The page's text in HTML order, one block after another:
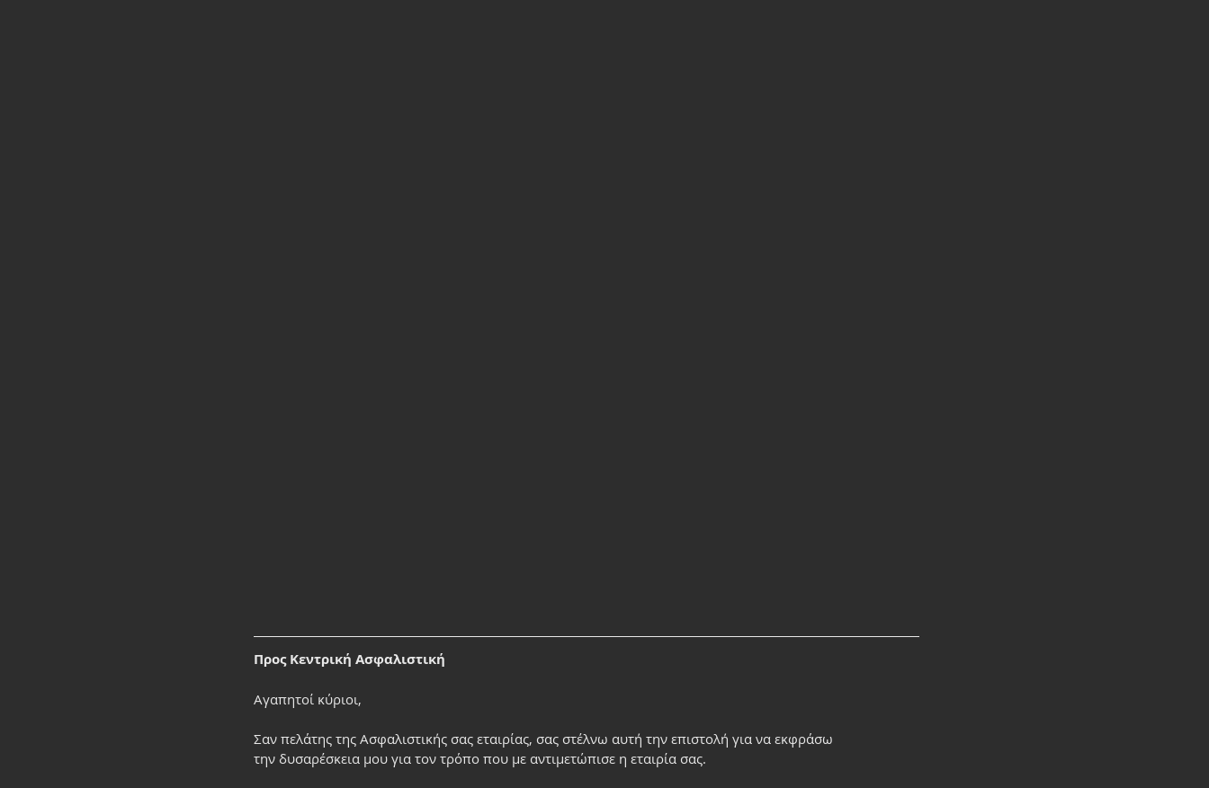
Προς Κεντρική Ασφαλιστική
Aγαπητοί κύριοι,
Σαν πελάτης της Ασφαλιστικής σας εταιρίας, σας στέλνω αυτή την επιστολή για να εκφράσω
την δυσαρέσκεια μου για τον τρόπο που με αντιμετώπισε η εταιρία σας.